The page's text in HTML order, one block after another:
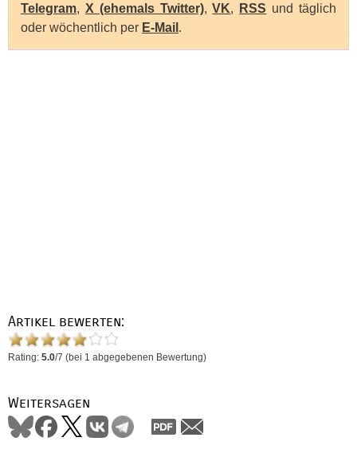
Telegram, X (ehemals Twitter),VK, RSS und täglich
oder wöchentlich per E-Mail .
Artikel bewerten:
Rating: 5.0/7 (bei 1 abgegebenen Bewertung)
Weitersagen